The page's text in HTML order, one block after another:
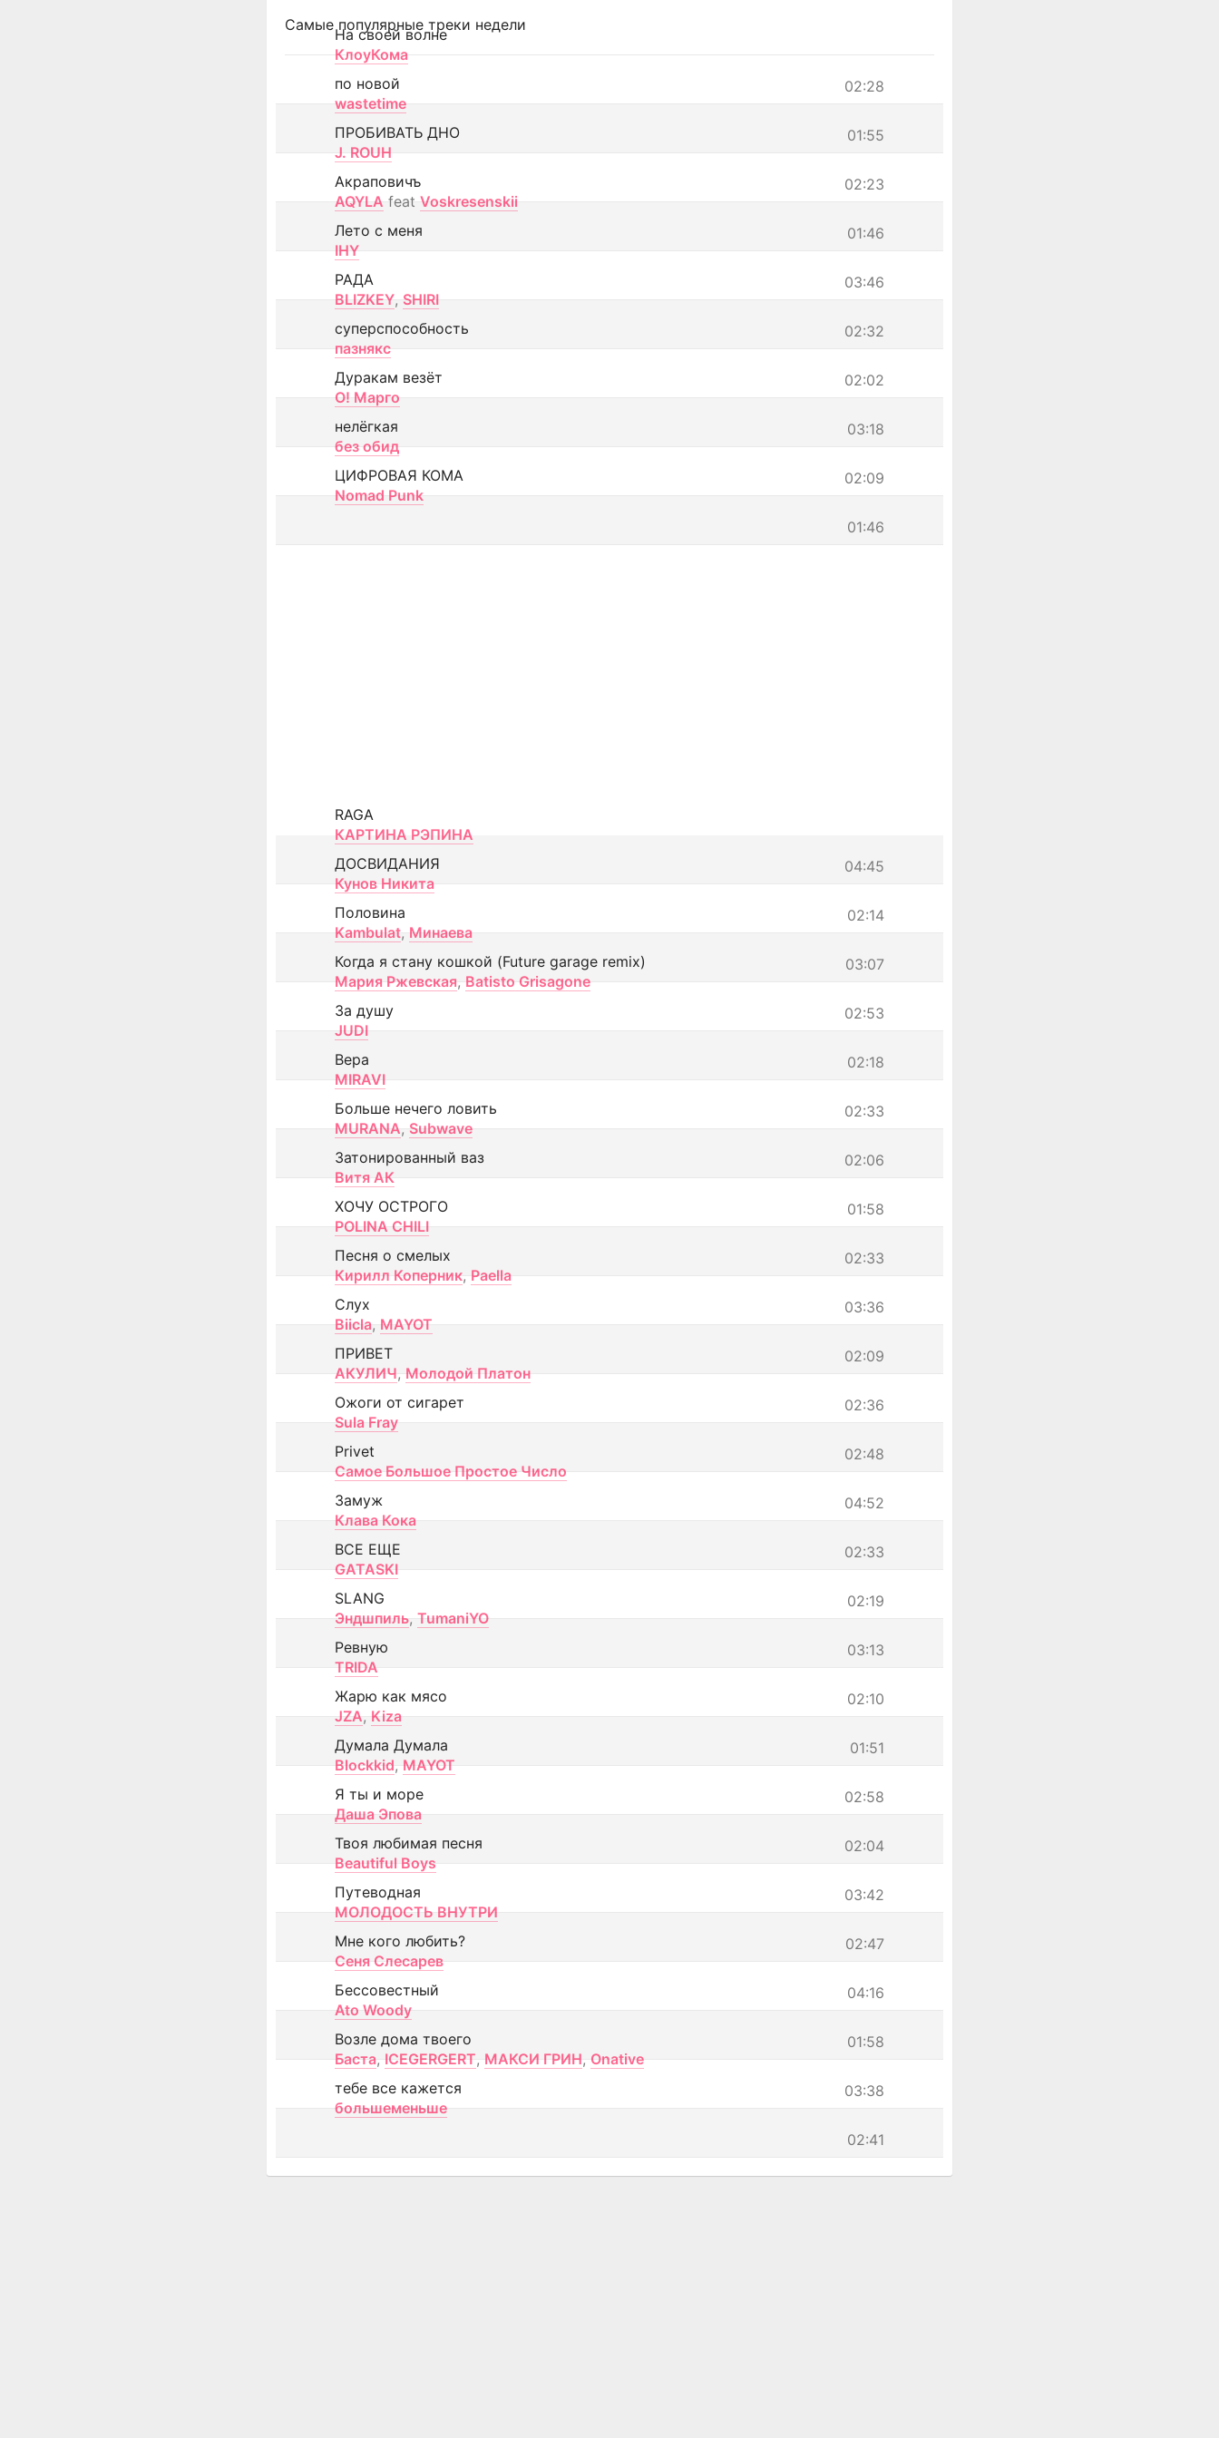
Самые популярные треки недели
На своей волне
КлоуКома
02:28
по новой
wastetime
01:55
ПРОБИВАТЬ ДНО
J. ROUH
02:23
Акраповичъ
AQYLA feat Voskresenskii
01:46
Лето с меня
IHY
03:46
РАДА
BLIZKEY, SHIRI
02:32
суперспособность
пазнякс
02:02
Дуракам везёт
О! Марго
03:18
нелёгкая
без обид
02:09
ЦИФРОВАЯ КОМА
Nomad Punk
01:46
RAGA
КАРТИНА РЭПИНА
04:45
ДОСВИДАНИЯ
Кунов Никита
02:14
Половина
Kambulat, Минаева
03:07
Когда я стану кошкой (Future garage remix)
Мария Ржевская, Batisto Grisagone
02:53
За душу
JUDI
02:18
Вера
MIRAVI
02:33
Больше нечего ловить
MURANA, Subwave
02:06
Затонированный ваз
Витя АК
01:58
ХОЧУ ОСТРОГО
POLINA CHILI
02:33
Песня о смелых
Кирилл Коперник, Paella
03:36
Слух
Biicla, MAYOT
02:09
ПРИВЕТ
АКУЛИЧ, Молодой Платон
02:36
Ожоги от сигарет
Sula Fray
02:48
Privet
Самое Большое Простое Число
04:52
Замуж
Клава Кока
02:33
ВСЕ ЕЩЕ
GATASKI
02:19
SLANG
Эндшпиль, TumaniYO
03:13
Ревную
TRIDA
02:10
Жарю как мясо
JZA, Kiza
01:51
Думала Думала
Blockkid, MAYOT
02:58
Я ты и море
Даша Эпова
02:04
Твоя любимая песня
Beautiful Boys
03:42
Путеводная
МОЛОДОСТЬ ВНУТРИ
02:47
Мне кого любить?
Сеня Слесарев
04:16
Бессовестный
Ato Woody
01:58
Возле дома твоего
Баста, ICEGERGERT, МАКСИ ГРИН, Onative
03:38
тебе все кажется
большеменьше
02:41